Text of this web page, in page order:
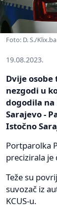
Foto: D. S./Klix.ba
19.08.2023.
Dvije
nezgodi u
dogodila
Sarajevo -
Istočno
Portparolka
precizirala je
Teže su
suvozač iz
KCUS-u.